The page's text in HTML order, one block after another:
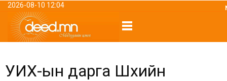
2026-08-10 12:04
УИХ-ын дарга Шүүхийн